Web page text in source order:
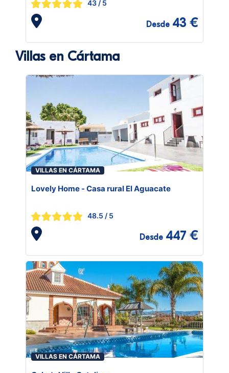
43 / 5
Desde 43 €
Villas en Cártama
VILLAS EN CÁRTAMA
Lovely Home - Casa rural El Aguacate
48.5 / 5
Desde 447 €
VILLAS EN CÁRTAMA